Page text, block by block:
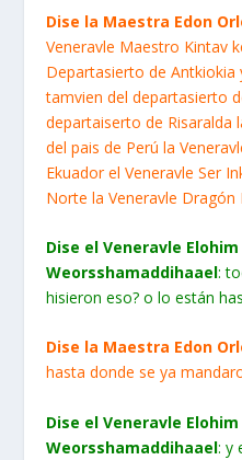
Dise la Maestra Edon
Veneravle Maestro Kintav
Departasierto de Antkiokia
tamvien del departasierto
departaiserto de Risaralda
del pais de Perú la
Ekuador el Veneravle Ser
Norte la Veneravle Dragón
Dise el Veneravle
Weorsshamaddihaael:
hisieron eso? o lo están
Dise la Maestra Edon
hasta donde se ya
Dise el Veneravle
Weorsshamaddihaael: y